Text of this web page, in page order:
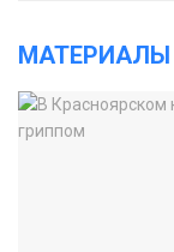
МАТЕРИАЛЫ